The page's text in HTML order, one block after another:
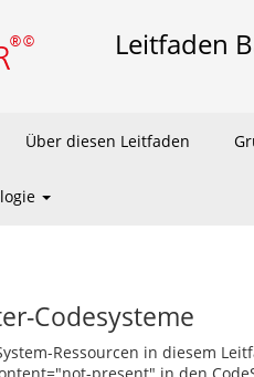
Leitfaden
Über diesen Leitfaden
Codesysteme
Ressourcen in diesem